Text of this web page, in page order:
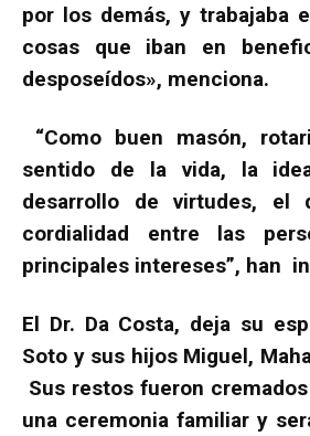
por los demás, y trabajaba
cosas que iban en
desposeídos», menciona.
“Como buen masón,
sentido de la vida, la
desarrollo de virtudes, el
cordialidad entre las
principales intereses”, han
El Dr. Da Costa, deja su
Soto y sus hijos Miguel,
Sus restos fueron
una ceremonia familiar y